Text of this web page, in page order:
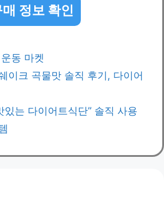
매 정보 확인
동 마켓
이크 곡물맛 솔직 후기, 다이어
있는 다이어트식단” 솔직 사용